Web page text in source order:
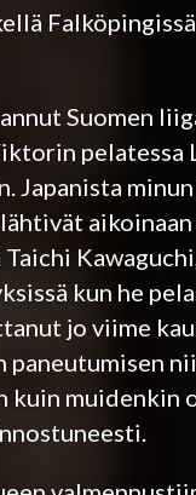
Suomen
pelatessa
Japanista
kun he
jo viime
kuin muidenkin